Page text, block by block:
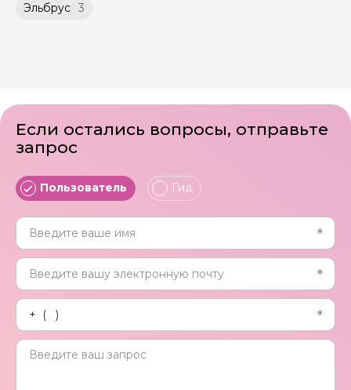
Эльбрус 3
Если остались вопросы, отправьте
запрос
Пользователь Гид